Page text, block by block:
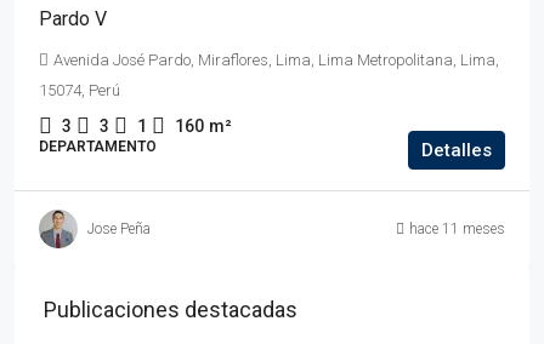
Pardo V
Avenida José Pardo, Miraflores, Lima, Lima Metropolitana, Lima,
15074, Perú
3 3 1 160 m²
DEPARTAMENTO Detalles
Jose Peña hace 11 meses
Publicaciones destacadas